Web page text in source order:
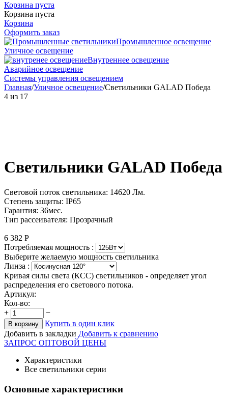
Корзина пуста
Корзина пуста
Корзина
Оформить заказ
Промышленное освещение
Уличное освещение
Внутреннее освещение
Аварийное освещение
Системы управления освещением
Главная/Уличное освещение/Светильники GALAD Победа
4 из 17
Светильники GALAD Победа
Световой поток светильника: 14620 Лм.
Степень защиты: IP65
Гарантия: 36мес.
Тип рассеивателя: Прозрачный
6 382 Р
Потребляемая мощность :
Выберите желаемую мощность светильника
Линза :
Кривая силы света (КСС) светильников - определяет угол
распределения его светового потока.
Артикул:
Кол-во:
+
−
В корзину
Купить в один клик
Добавить в закладки Добавить к сравнению
ЗАПРОС ОПТОВОЙ ЦЕНЫ
Характеристики
Все светильники серии
Основные характеристики